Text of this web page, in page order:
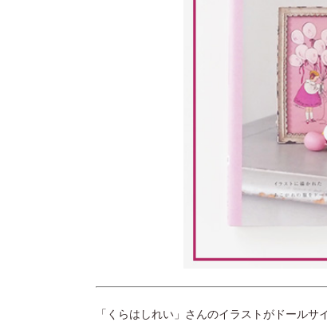
「くらはしれい」さんのイラストがドールサ